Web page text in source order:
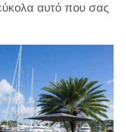
αυτό που σας